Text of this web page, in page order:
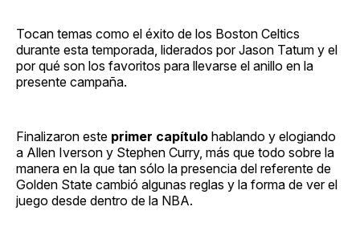
Tocan temas como el éxito de los Boston Celtics
durante esta temporada, liderados por Jason Tatum y el
por qué son los favoritos para llevarse el anillo en la
presente campaña.
Finalizaron este primer capítulo hablando y elogiando
a Allen Iverson y Stephen Curry, más que todo sobre la
manera en la que tan sólo la presencia del referente de
Golden State cambió algunas reglas y la forma de ver el
juego desde dentro de la NBA.